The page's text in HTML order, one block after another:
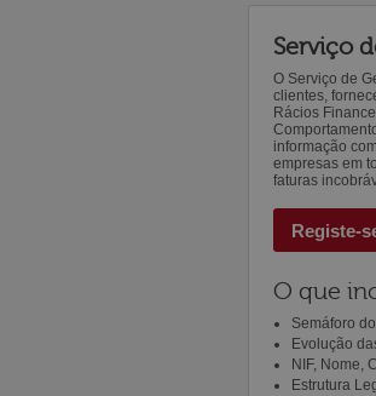
Serviço
O Serviço de
clientes,
Rácios
informação
empresas em
faturas
Registe-
O que
Semáforo
Evolução
NIF, Nome,
Estrutura